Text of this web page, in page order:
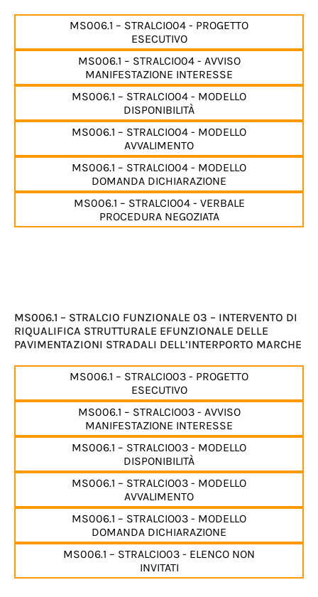
MS006.1 – STRALCIO04 - PROGETTO
ESECUTIVO
MS006.1 – STRALCIO04 - AVVISO
MANIFESTAZIONE INTERESSE
MS006.1 – STRALCIO04 - MODELLO
DISPONIBILITÀ
MS006.1 – STRALCIO04 - MODELLO
AVVALIMENTO
MS006.1 – STRALCIO04 - MODELLO
DOMANDA DICHIARAZIONE
MS006.1 – STRALCIO04 - VERBALE
PROCEDURA NEGOZIATA
MS006.1 – STRALCIO FUNZIONALE 03 – INTERVENTO DI
RIQUALIFICA STRUTTURALE EFUNZIONALE DELLE
PAVIMENTAZIONI STRADALI DELL’INTERPORTO MARCHE
MS006.1 – STRALCIO03 - PROGETTO
ESECUTIVO
MS006.1 – STRALCIO03 - AVVISO
MANIFESTAZIONE INTERESSE
MS006.1 – STRALCIO03 - MODELLO
DISPONIBILITÀ
MS006.1 – STRALCIO03 - MODELLO
AVVALIMENTO
MS006.1 – STRALCIO03 - MODELLO
DOMANDA DICHIARAZIONE
MS006.1 – STRALCIO03 - ELENCO NON
INVITATI